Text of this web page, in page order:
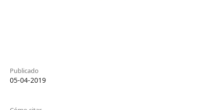
Publicado
05-04-2019